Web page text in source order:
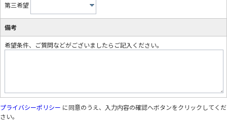
第三希望
備考
希望条件、ご質問などがございましたらご記入ください。
プライバシーポリシー に同意のうえ、入力内容の確認へボタンをクリックしてくだ
さい。